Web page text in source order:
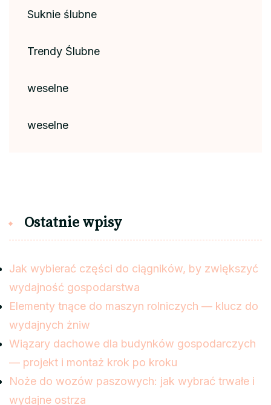
Suknie ślubne
Trendy Ślubne
weselne
weselne
Ostatnie wpisy
Jak wybierać części do ciągników, by zwiększyć
wydajność gospodarstwa
Elementy tnące do maszyn rolniczych — klucz do
wydajnych żniw
Wiązary dachowe dla budynków gospodarczych
— projekt i montaż krok po kroku
Noże do wozów paszowych: jak wybrać trwałe i
wydajne ostrza